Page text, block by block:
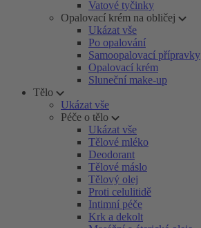
Vatové tyčinky
Opalovací krém na obličej
Ukázat vše
Po opalování
Samoopalovací přípravky
Opalovací krém
Sluneční make-up
Tělo
Ukázat vše
Péče o tělo
Ukázat vše
Tělové mléko
Deodorant
Tělové máslo
Tělový olej
Proti celulitidě
Intimní péče
Krk a dekolt